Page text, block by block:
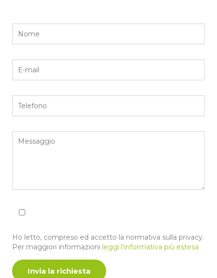
Ho letto, compreso ed accetto la normativa sulla privacy.
Per maggiori informazioni leggi l’informativa più estesa